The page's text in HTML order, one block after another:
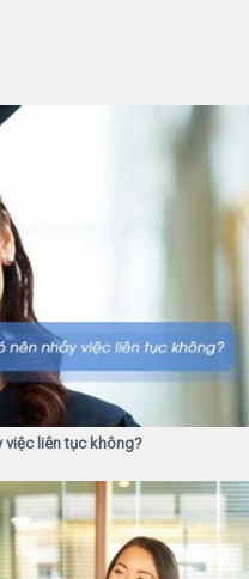
việc liên tục không?